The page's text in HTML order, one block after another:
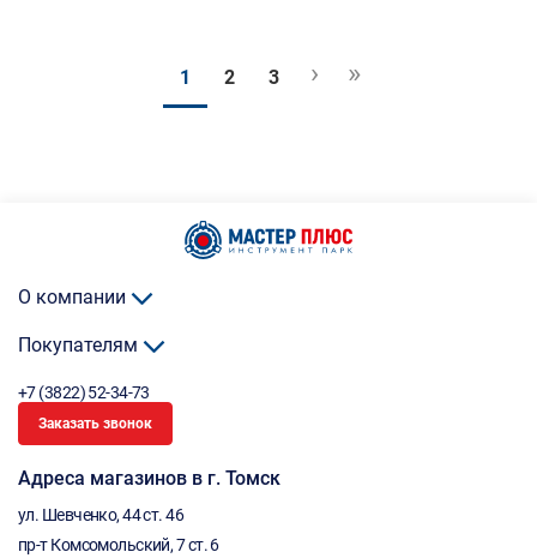
1 2 3 › »
О компании
Покупателям
+7 (3822) 52-34-73
Заказать звонок
Адреса магазинов в г. Томск
ул. Шевченко, 44 ст. 46
пр-т Комсомольский, 7 ст. 6